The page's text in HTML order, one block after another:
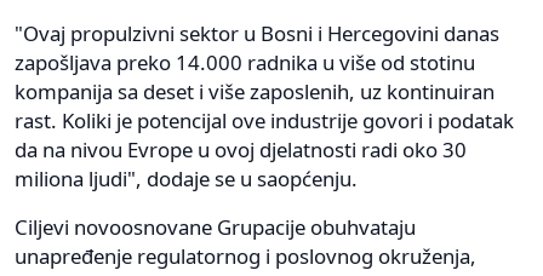
"Ovaj propulzivni sektor u Bosni i Hercegovini danas
zapošljava preko 14.000 radnika u više od stotinu
kompanija sa deset i više zaposlenih, uz kontinuiran
rast. Koliki je potencijal ove industrije govori i podatak
da na nivou Evrope u ovoj djelatnosti radi oko 30
miliona ljudi", dodaje se u saopćenju.
Ciljevi novoosnovane Grupacije obuhvataju
unapređenje regulatornog i poslovnog okruženja,